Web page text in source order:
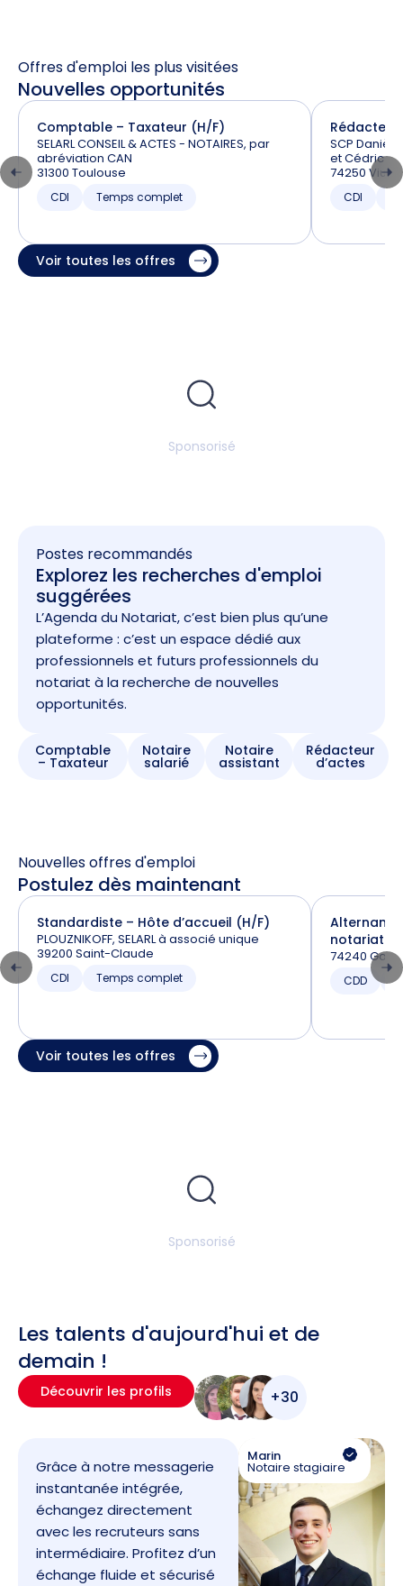
Offres d'emploi les plus visitées
Nouvelles opportunités
Comptable – Taxateur (H/F)
SELARL CONSEIL & ACTES - NOTAIRES, par
abréviation CAN
31300 Toulouse
CDI Temps complet
Rédacteur
SCP Danièle
et Cédric
74250
CDI
Voir toutes les offres
Sponsorisé
Postes recommandés
Explorez les recherches d'emploi
suggérées
L’Agenda du Notariat, c’est bien plus qu’une
plateforme : c’est un espace dédié aux
professionnels et futurs professionnels du
notariat à la recherche de nouvelles
opportunités.
Comptable
– Taxateur
Notaire
salarié
Notaire
assistant
Rédacteur
d’actes
Nouvelles offres d'emploi
Postulez dès maintenant
Standardiste – Hôte d’accueil (H/F)
PLOUZNIKOFF, SELARL à associé unique
39200 Saint-Claude
CDI Temps complet
notariat
74240
CDD
Voir toutes les offres
Sponsorisé
Les talents d'aujourd'hui et de
demain !
Découvrir les profils +30
Grâce à notre messagerie
instantanée intégrée,
échangez directement
avec les recruteurs sans
intermédiaire. Profitez d’un
échange fluide et sécurisé
Marin
Notaire stagiaire